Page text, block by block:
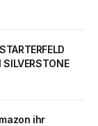
SILVERSTONE
ihr